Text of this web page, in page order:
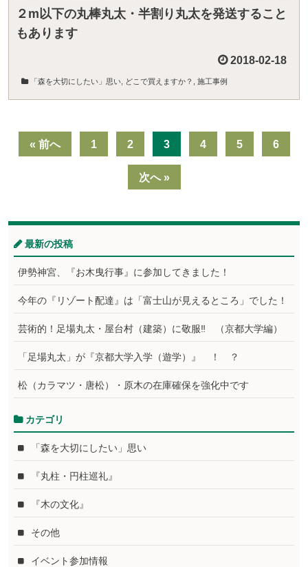
２m以下の丸棒丸太・半割り丸太を発送すること
もあります
2018-02-18
「森を大切にしたい」思い どこで買えますか？ 施工事例
« 前へ 1 2 3 4 5 6
次へ »
最新の投稿
伊勢神宮、『お木曳行事』に参加してきました！
今年の『リゾート配達』は「富士山が見えるところ」でした！
芸術的！足場丸太・屋台村（建築）に敬服‼ （京都大学編）
「足場丸太」が『京都大学入学（遊学）』 ！ ？
松（カラマツ・唐松）・原木の在庫確保を強化中です
カテゴリ
「森を大切にしたい」思い
『丸柱・円柱巡礼』
『木の文化』
その他
イベント参加情報